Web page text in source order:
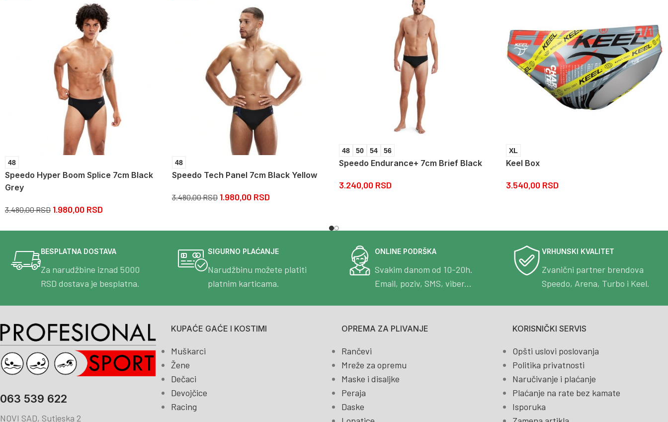
48
Speedo Hyper Boom Splice 7cm Black
Grey
3.480,00RSD 1.980,00 RSD
48
Speedo Tech Panel 7cm Black Yellow
3.480,00RSD 1.980,00 RSD
48 50 54 56
Speedo Endurance+ 7cm Brief Black
3.240,00 RSD
XL
Keel Box
3.540,00 RSD
BESPLATNA DOSTAVA
Za narudžbine iznad 5000
RSD dostava je besplatna.
SIGURNO PLAĆANJE
Narudžbinu možete platiti
platnim karticama.
ONLINE PODRŠKA
Svakim danom od 10-20h.
Email, poziv, SMS, viber...
VRHUNSKI KVALITET
Zvanični partner brendova
Speedo, Arena, Turbo i Keel.
063 539 622
NOVI SAD, Sutjeska 2
KUPAĆE GAĆE I KOSTIMI
Muškarci
Žene
Dečaci
Devojčice
Racing
OPREMA ZA PLIVANJE
Rančevi
Mreže za opremu
Maske i disaljke
Peraja
Daske
KORISNIČKI SERVIS
Opšti uslovi poslovanja
Politika privatnosti
Naručivanje i plaćanje
Plaćanje na rate bez kamate
Isporuka